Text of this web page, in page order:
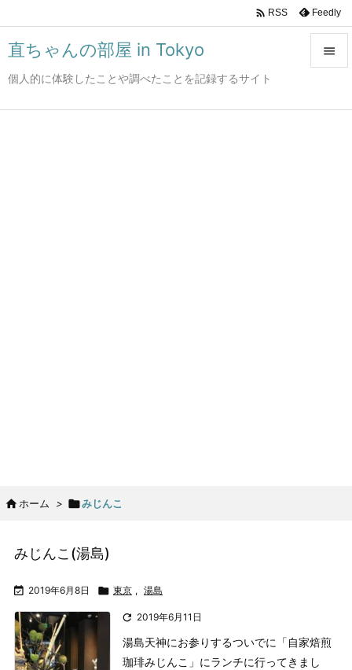
直ちゃんの部屋 in Tokyo
個人的に体験したことや調べたことを記録するサイト

 RSS Feedly
 ホーム > みじんこ
みじんこ(湯島)
 2019年6月8日  東京 , 湯島
 2019年6月11日
湯島天神にお参りするついでに「自家焙煎
珈琲みじんこ」にランチに行ってきまし